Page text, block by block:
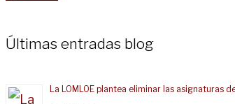
Últimas entradas blog
La LOMLOE plantea eliminar las asignaturas